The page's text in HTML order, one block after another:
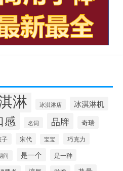
淋 冰淇淋店 冰淇淋机
感 名词 品牌 奇瑞
子 宋代 宝宝 巧克力
间 是一个 是一种